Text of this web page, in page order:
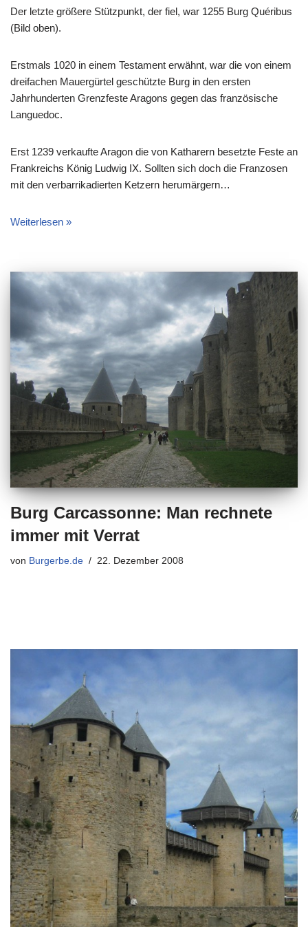
Der letzte größere Stützpunkt, der fiel, war 1255 Burg Quéribus
(Bild oben).
Erstmals 1020 in einem Testament erwähnt, war die von einem
dreifachen Mauergürtel geschützte Burg in den ersten
Jahrhunderten Grenzfeste Aragons gegen das französische
Languedoc.
Erst 1239 verkaufte Aragon die von Katharern besetzte Feste an
Frankreichs König Ludwig IX. Sollten sich doch die Franzosen
mit den verbarrikadierten Ketzern herumärgern…
Weiterlesen »
Burg Carcassonne: Man rechnete
immer mit Verrat
von Burgerbe.de 22. Dezember 2008